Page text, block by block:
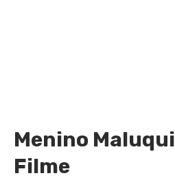
Menino
Filme